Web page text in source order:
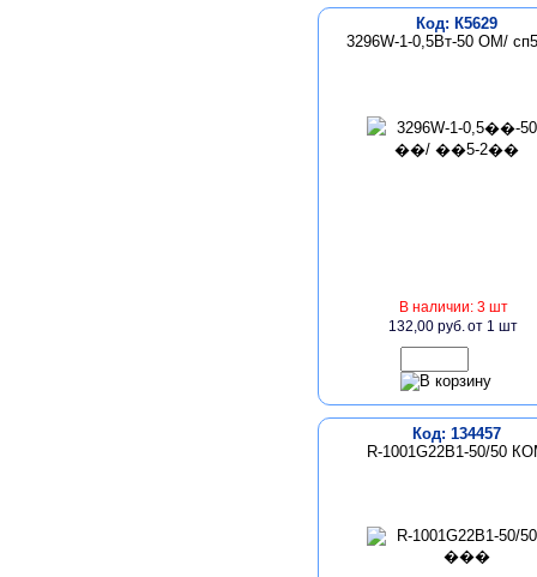
Код: К5629
3296W-1-0,5Вт-50 ОМ/
В наличии: 3 шт
132,00 руб.от 1 шт
Код: 134457
R-1001G22B1-50/50